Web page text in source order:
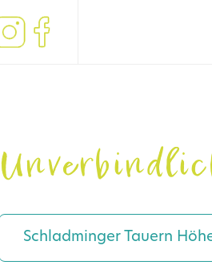
Schladminger Tauern